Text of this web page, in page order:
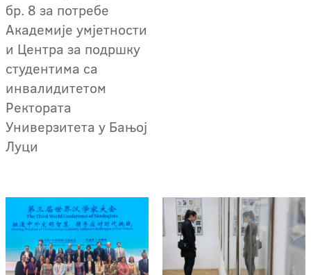
бр. 8 за потребе
Академије умјетности
и Центра за подршку
студентима са
инвалидитетом
Ректората
Универзитета у Бањој
Луци